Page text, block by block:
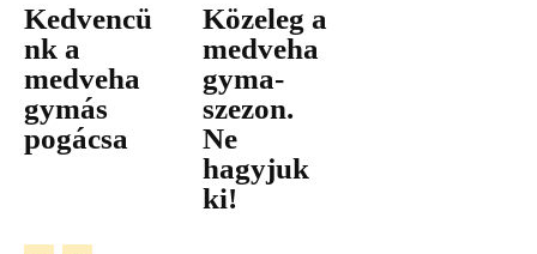
Kedvencü
nk a
medveha
gymás
pogácsa
Közeleg a
medveha
gyma-
szezon.
Ne
hagyjuk
ki!